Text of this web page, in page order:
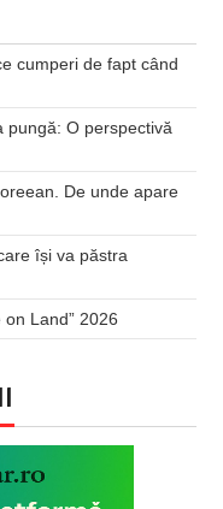
cumperi de fapt când
pungă: O perspectivă
De unde apare
își va păstra
Land” 2026